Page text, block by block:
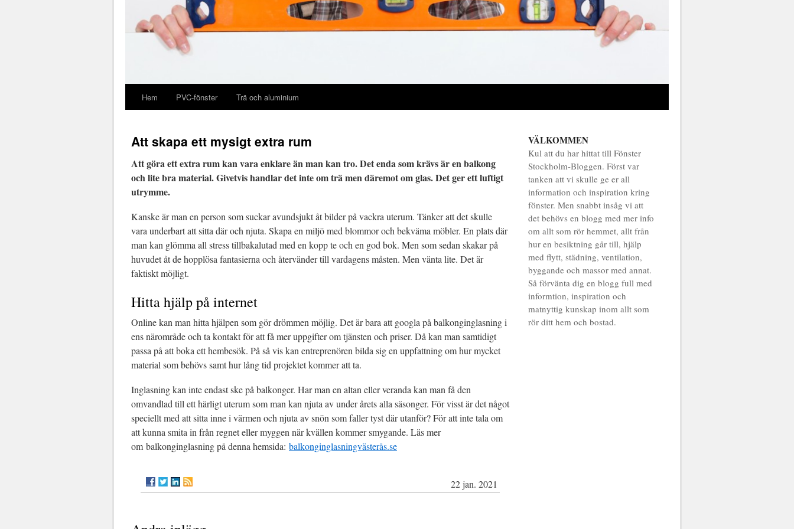
Hem PVC-fönster Trä och aluminium
Att skapa ett mysigt extra rum
Att göra ett extra rum kan vara enklare än man kan tro. Det enda som krävs är en balkong
och lite bra material. Givetvis handlar det inte om trä men däremot om glas. Det ger ett luftigt
utrymme.
Kanske är man en person som suckar avundsjukt åt bilder på vackra uterum. Tänker att det skulle
vara underbart att sitta där och njuta. Skapa en miljö med blommor och bekväma möbler. En plats där
man kan glömma all stress tillbakalutad med en kopp te och en god bok. Men som sedan skakar på
huvudet åt de hopplösa fantasierna och återvänder till vardagens måsten. Men vänta lite. Det är
faktiskt möjligt.
Hitta hjälp på internet
Online kan man hitta hjälpen som gör drömmen möjlig. Det är bara att googla på balkonginglasning i
ens närområde och ta kontakt för att få mer uppgifter om tjänsten och priser. Då kan man samtidigt
passa på att boka ett hembesök. På så vis kan entreprenören bilda sig en uppfattning om hur mycket
material som behövs samt hur lång tid projektet kommer att ta.
Inglasning kan inte endast ske på balkonger. Har man en altan eller veranda kan man få den
omvandlad till ett härligt uterum som man kan njuta av under årets alla säsonger. För visst är det något
speciellt med att sitta inne i värmen och njuta av snön som faller tyst där utanför? För att inte tala om
att kunna smita in från regnet eller myggen när kvällen kommer smygande. Läs mer
om balkonginglasning på denna hemsida: balkonginglasningvästerås.se
22 jan. 2021
VÄLKOMMEN
Kul att du har hittat till Fönster
Stockholm-Bloggen. Först var
tanken att vi skulle ge er all
information och inspiration kring
fönster. Men snabbt insåg vi att
det behövs en blogg med mer info
om allt som rör hemmet, allt från
hur en besiktning går till, hjälp
med flytt, städning, ventilation,
byggande och massor med annat.
Så förvänta dig en blogg full med
informtion, inspiration och
matnyttig kunskap inom allt som
rör ditt hem och bostad.